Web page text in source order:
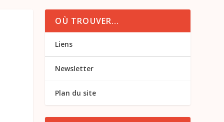
OÙ TROUVER…
Liens
Newsletter
Plan du site